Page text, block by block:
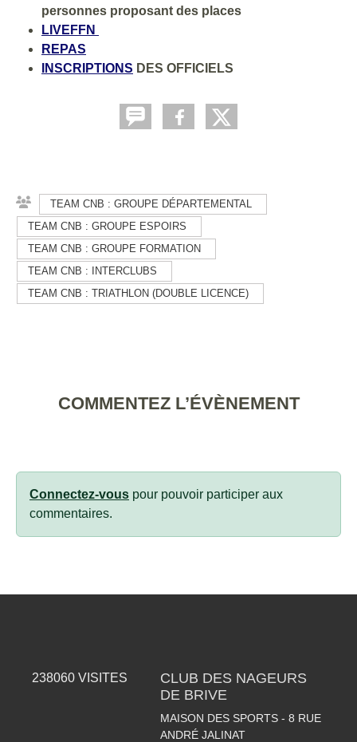
personnes proposant des places
LIVEFFN
REPAS
INSCRIPTIONS DES OFFICIELS
TEAM CNB : GROUPE DÉPARTEMENTAL
TEAM CNB : GROUPE ESPOIRS
TEAM CNB : GROUPE FORMATION
TEAM CNB : INTERCLUBS
TEAM CNB : TRIATHLON (DOUBLE LICENCE)
COMMENTEZ L’ÉVÈNEMENT
Connectez-vous pour pouvoir participer aux
commentaires.
238060 VISITES
CLUB DES NAGEURS
DE BRIVE
MAISON DES SPORTS - 8 RUE
ANDRÉ JALINAT